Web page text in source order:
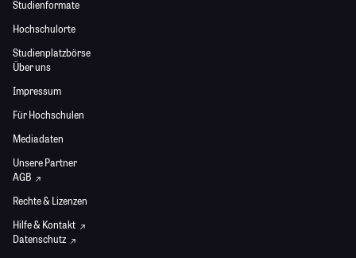
Studienformate
Hochschulorte
Studienplatzbörse
Über uns
Impressum
Für Hochschulen
Mediadaten
Unsere Partner
AGB
Rechte & Lizenzen
Hilfe & Kontakt
Datenschutz